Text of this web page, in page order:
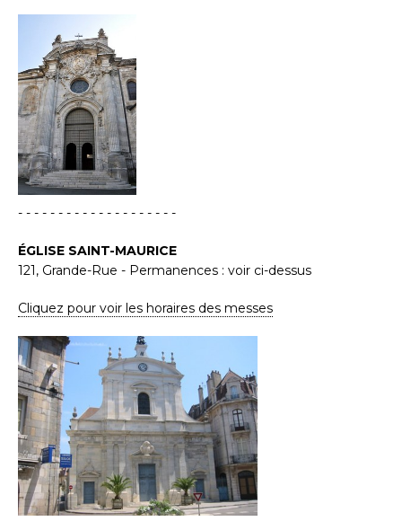
- - - - - - - - - - - - - - - - - - - -
ÉGLISE SAINT-MAURICE
121, Grande-Rue - Permanences : voir ci-dessus
Cliquez pour voir les horaires des messes